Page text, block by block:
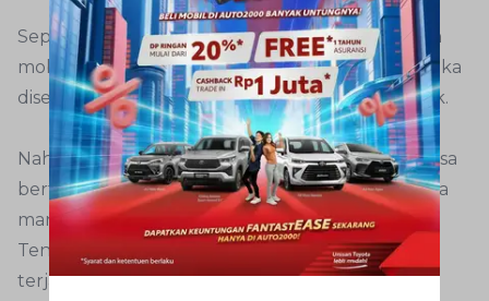
Seperti yang Anda ketahui, headrest di sejumlah
mobil Toyota dapat disesuaikan ketinggiannya. Jika
disetel terlalu tinggi maka ia bisa terlepas dari jok.
Nah bagian ujung dari besi head rest tersebut bisa
berfungsi sebagai palu untuk memecahkan kaca
manakala penumpang terjebak di dalam mobil.
Tentu peran tersebut sangat berguna ketika
terjadi situasi darurat.